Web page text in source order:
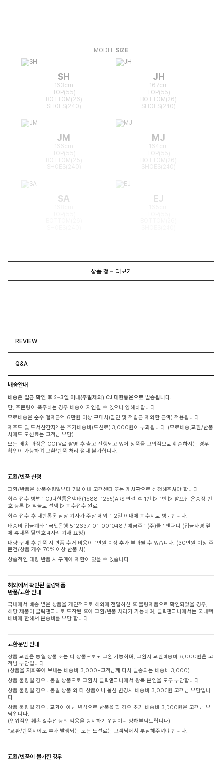
MODEL SIZE
SH
163cm
TOP(55)
BOTTOM(26)
SHOES(240)
JH
167cm
TOP(55)
BOTTOM(26)
SHOES(240)
JM
166cm
TOP(55)
BOTTOM(25)
MJ
164cm
TOP(55)
BOTTOM(26)
SA EJ
상품 정보 더보기
REVIEW
Q&A
배송안내
배송은 입금 확인 후 2~3일 이내(주말제외) CJ 대한통운으로 발송됩니다.
단, 주문량이 폭주하는 경우 배송이 지연될 수 있으니 양해바랍니다.
무료배송은 순수 결제금액 6만원 이상 구매시(할인 및 적립금 제외한 금액) 적용됩니다.
제주도 및 도서산간지역은 추가배송비(도선료) 3,000원이 부과됩니다. (무료배송,교환/반품
시에도 도선료는 고객님 부담)
모든 배송 과정은 CCTV로 촬영 후 출고 진행되고 있어 상품을 고의적으로 훼손하시는 경우
확인이 가능하며 교환/반품 처리 절대 불가합니다.
교환/반품 신청
교환/반품은 상품수령일부터 7일 이내 고객센터 또는 게시판으로 신청해주셔야 합니다.
회수 접수 방법 : CJ대한통운택배(1588-1255)ARS 연결 후 1번 ▷ 1번 ▷ 받으신 운송장 번
호 등록 ▷ 착불로 선택 ▷ 회수접수 완료
회수 접수 후 대한통운 담당 기사가 주말 제외 1-2일 이내에 회수지로 방문합니다.
배송비 입금계좌 : 국민은행 512637-01-001048 / 예금주 : (주)클릭앤퍼니 (입금자명 옆
에 휴대폰 뒷번호 4자리 기재 요청)
대량 구매 후 반품 시 반품 수거 비용이 1만원 이상 추가 부과될 수 있습니다. (30만원 이상 주
문건/상품 개수 70% 이상 반품 시)
상습적인 대량 반품 시 구매에 제한이 있을 수 있습니다.
해외에서 확인된 불량제품
반품/교환 안내
국내에서 배송 받은 상품을 개인적으로 해외에 전달하신 후 불량제품으로 확인되었을 경우,
해당 제품이 클릭앤퍼니로 도착된 후에 교환/반품 처리가 가능하며, 클릭앤퍼니에서는 국내택
배비에 한해서 운송비를 부담 합니다
교환운임 안내
상품 교환은 동일 상품 또는 타 상품으로도 교환 가능하며, 교환시 교환배송비 6,000원은 고
객님 부담입니다.
(상품을 저희쪽에 보내는 배송비 3,000+고객님께 다시 발송되는 배송비 3,000)
상품 불량일 경우 : 동일 상품으로 교환시 클릭앤퍼니에서 왕복 운임을 모두 부담합니다.
상품 불량일 경우 : 동일 상품 외 타 상품이나 옵션 변경시 배송비 3,000원 고객님 부담입니
다.
상품 불량일 경우 : 교환이 아닌 변심으로 반품을 할 경우 초기 배송비 3,000원은 고객님 부
담입니다.
(인위적인 훼손 & 수선 등의 악용을 방지하기 위함이니 양해부탁드립니다)
*교환/반품시에도 추가 발생되는 모든 도선료는 고객님께서 부담해주셔야 합니다.
교환/반품이 불가한 경우